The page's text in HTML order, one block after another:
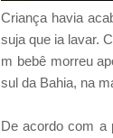
Criança havia
suja que ia lavar.
m bebê morreu
sul da Bahia, na
De acordo com a